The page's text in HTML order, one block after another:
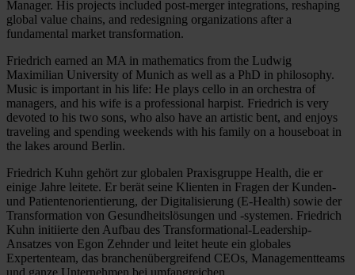
Manager. His projects included post-merger integrations, reshaping
global value chains, and redesigning organizations after a
fundamental market transformation.
Friedrich earned an MA in mathematics from the Ludwig
Maximilian University of Munich as well as a PhD in philosophy.
Music is important in his life: He plays cello in an orchestra of
managers, and his wife is a professional harpist. Friedrich is very
devoted to his two sons, who also have an artistic bent, and enjoys
traveling and spending weekends with his family on a houseboat in
the lakes around Berlin.
Friedrich Kuhn gehört zur globalen Praxisgruppe Health, die er
einige Jahre leitete. Er berät seine Klienten in Fragen der Kunden-
und Patientenorientierung, der Digitalisierung (E-Health) sowie der
Transformation von Gesundheitslösungen und -systemen. Friedrich
Kuhn initiierte den Aufbau des Transformational-Leadership-
Ansatzes von Egon Zehnder und leitet heute ein globales
Expertenteam, das branchenübergreifend CEOs, Managementteams
und ganze Unternehmen bei umfangreichen